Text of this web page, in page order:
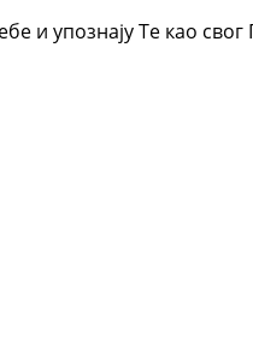
и упознају Те као